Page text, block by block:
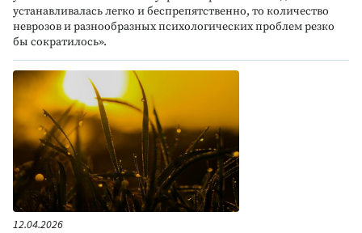
устанавливалась легко и беспрепятственно, то количество
неврозов и разнообразных психологических проблем резко
бы сократилось».
12.04.2026